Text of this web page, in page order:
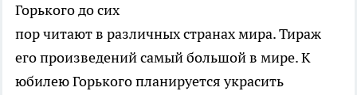
Горького до сих
пор читают в различных странах мира. Тираж
его произведений самый большой в мире. К
юбилею Горького планируется украсить